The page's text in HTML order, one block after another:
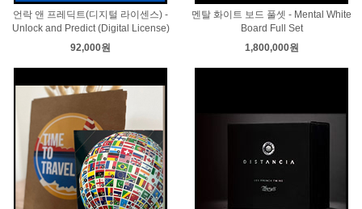
언락 앤 프레딕트(디지털 라이센스) -
Unlock and Predict (Digital License)
92,000원
멘탈 화이트 보드 풀셋 - Mental White
Board Full Set
1,800,000원